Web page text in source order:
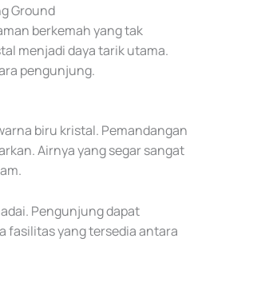
Ground
berkemah yang tak
menjadi daya tarik utama.
pengunjung.
biru kristal. Pemandangan
Airnya yang segar sangat
Pengunjung dapat
fasilitas yang tersedia antara